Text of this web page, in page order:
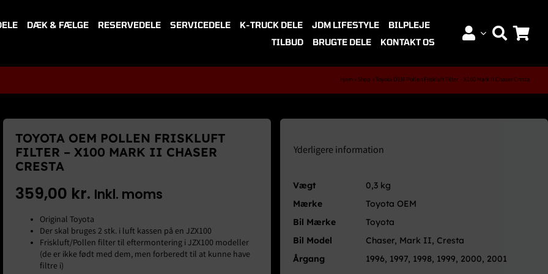
DÆK & FÆLGE RESERVEDELE SERVICEDELE K-TRUCK DELE JDM LIFESTYLE
BILPLEJE
TILBUD
BRUGTE DELE KONTAKT OS
Hjem » Shop »Toyota OEM Pollen Friskluft Filter – X100 Mark II Chaser Cresta
TOYOTA OEM POLLEN FRISKLUFT
FILTER – X100 MARK II CHASER
CRESTA
359,00 kr. Inkl. moms
Original Toyota
Der skal bruges 2 stk. i luft kassen på en JZX100
Friskluft/Pollen filter til eftermontering i JZX100 modeller
(de er ikke født med dem, men forberedt til at kunne have
filtre i)
Yderligere information
Vægt
0,3 kg
Mærke
Toyota OEM
Bil Mærke
Toyota
Bil Model
Chaser, Mark II, Cresta
Årgang
1996, 1997, 1998, 1999, 2000, 2001